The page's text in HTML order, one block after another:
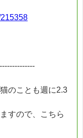
のことも週に2.3
すので、こちら